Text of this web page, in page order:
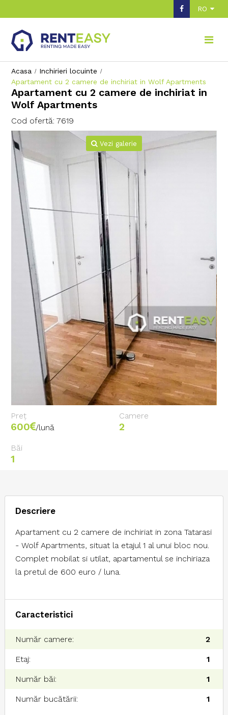
RO
Acasa
Inchirieri locuinte
Apartament cu 2 camere de inchiriat in Wolf Apartments
Apartament cu 2 camere de inchiriat in
Wolf Apartments
Cod ofertă: 7619
Vezi galerie
Preț
600 /lună
Camere
2
Băi
1
Descriere
Apartament cu 2 camere de inchiriat in zona Tatarasi
- Wolf Apartments, situat la etajul 1 al unui bloc nou.
Complet mobilat si utilat, apartamentul se inchiriaza
la pretul de 600 euro / luna.
Caracteristici
Număr camere: 2
Etaj: 1
Număr băi: 1
Număr bucătării: 1